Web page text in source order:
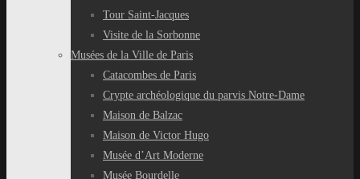
Tour Saint-Jacques
Visite de la Sorbonne
Musées de la Ville de Paris
Catacombes de Paris
Crypte archéologique du parvis Notre-Dame
Maison de Balzac
Maison de Victor Hugo
Musée d’Art Moderne
Musée Bourdelle